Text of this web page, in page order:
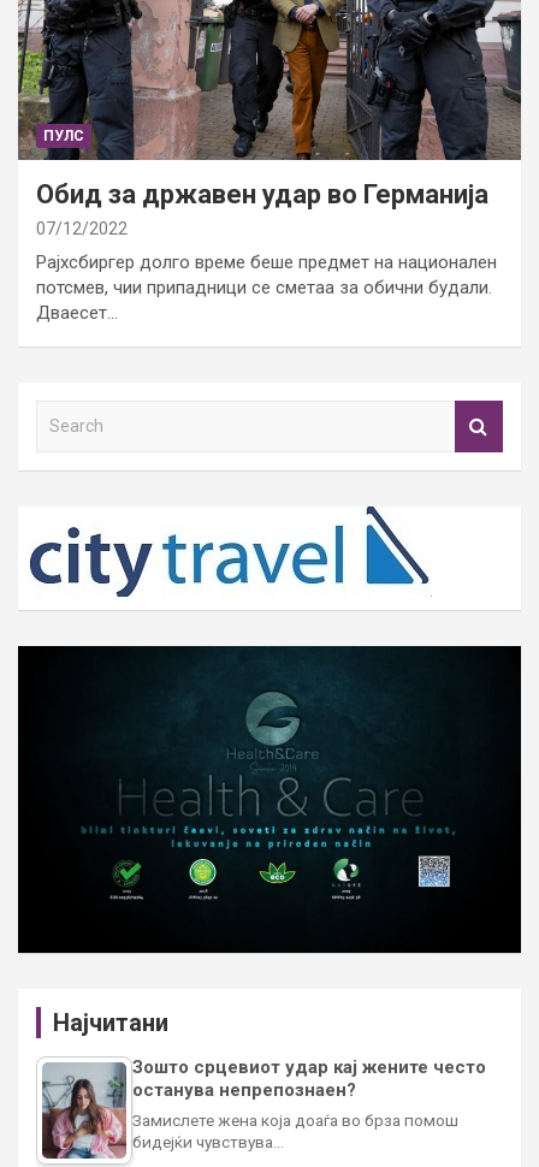
ПУЛС
Обид за државен удар во Германија
07/12/2022
Рајхсбиргер долго време беше предмет на национален
потсмев, чии припадници се сметаа за обични будали.
Дваесет…
h
Најчитани
Зошто срцевиот удар кај жените често
останува непрепознаен?
Замислете жена која доаѓа во брза помош
бидејќи чувствува…